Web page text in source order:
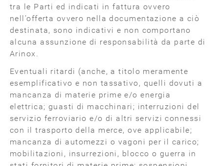
tra le Parti ed indicati in fattura ovvero
nell’offerta ovvero nella documentazione a ciò
destinata, sono indicativi e non comportano
alcuna assunzione di responsabilità da parte di
Arinox.
Eventuali ritardi (anche, a titolo meramente
esemplificativo e non tassativo, quelli dovuti a
mancanza di materie prime e/o energia
elettrica; guasti di macchinari; interruzioni del
servizio ferroviario e/o di altri servizi connessi
con il trasporto della merce, ove applicabile;
mancanza di automezzi o vagoni per il carico;
mobilitazioni, insurrezioni, blocco o guerra in